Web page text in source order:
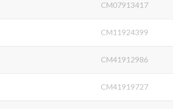
CM07913417
CM11924399
CM41912986
CM41919727